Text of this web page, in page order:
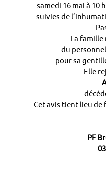
samedi 16 mai à 10
suivies de
La famille
du
pour sa
Elle
Cet avis tient lieu de
PF